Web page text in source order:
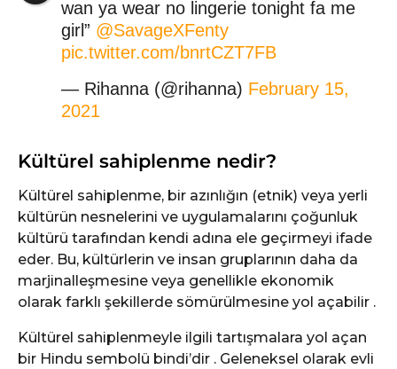
wan ya wear no lingerie tonight fa me
girl” @SavageXFenty
pic.twitter.com/bnrtCZT7FB
— Rihanna (@rihanna) February 15,
2021
Kültürel sahiplenme nedir?
Kültürel sahiplenme, bir azınlığın (etnik) veya yerli
kültürün nesnelerini ve uygulamalarını çoğunluk
kültürü tarafından kendi adına ele geçirmeyi ifade
eder. Bu, kültürlerin ve insan gruplarının daha da
marjinalleşmesine veya genellikle ekonomik
olarak farklı şekillerde sömürülmesine yol açabilir .
Kültürel sahiplenmeyle ilgili tartışmalara yol açan
bir Hindu sembolü bindi’dir . Geleneksel olarak evli